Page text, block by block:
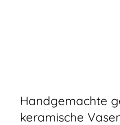
Handgemachte
keramische